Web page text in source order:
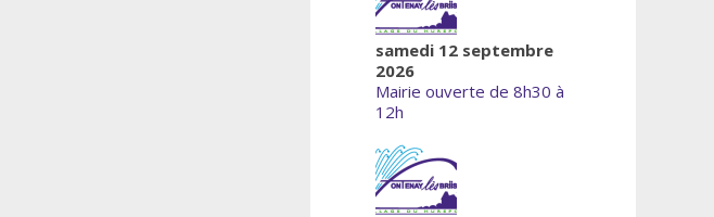
samedi 12 septembre
2026
Mairie ouverte de 8h30 à
12h